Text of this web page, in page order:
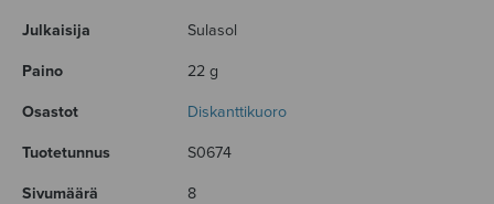
Julkaisija Sulasol
Paino 22 g
Osastot Diskanttikuoro
Tuotetunnus S0674
Sivumäärä 8